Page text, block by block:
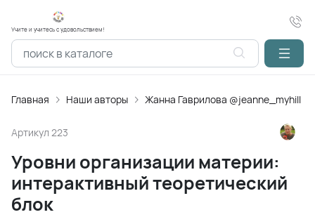
Учите и учитесь с удовольствием!
Главная Наши авторы Жанна Гаврилова @jeanne_myhill
Артикул 223
Уровни организации материи:
интерактивный теоретический
блок